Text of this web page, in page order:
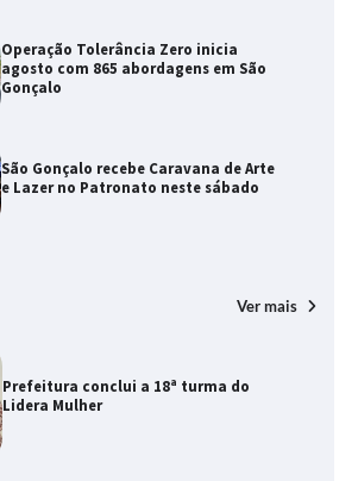
Operação Tolerância Zero inicia
agosto com 865 abordagens em São
Gonçalo
São Gonçalo recebe Caravana de Arte
e Lazer no Patronato neste sábado
Ver mais
Prefeitura conclui a 18ª turma do
Lidera Mulher